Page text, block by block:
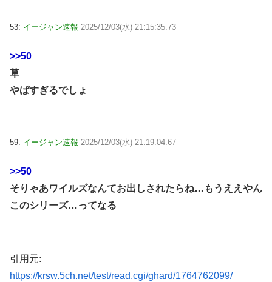
53: イージャン速報 2025/12/03(水) 21:15:35.73
>>50
草
やばすぎるでしょ
59: イージャン速報 2025/12/03(水) 21:19:04.67
>>50
そりゃあワイルズなんてお出しされたらね…もうええやん
このシリーズ…ってなる
引用元:
https://krsw.5ch.net/test/read.cgi/ghard/1764762099/